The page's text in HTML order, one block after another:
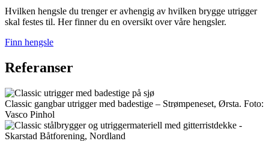
Hvilken hengsle du trenger er avhengig av hvilken brygge utrigger
skal festes til. Her finner du en oversikt over våre hengsler.
Finn hengsle
Referanser
Classic gangbar utrigger med badestige – Strømpeneset, Ørsta. Foto:
Vasco Pinhol